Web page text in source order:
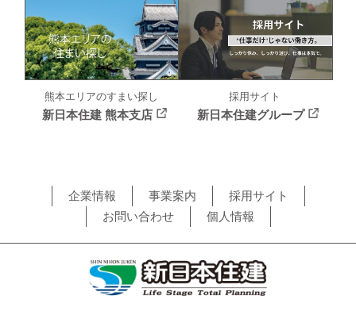
熊本エリアのすまい探し
新日本住建 熊本支店
採用サイト
新日本住建グループ
企業情報 事業案内
採用サイト
お問い合わせ
個人情報